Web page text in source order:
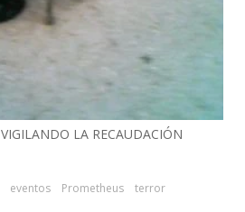
VIGILANDO LA RECAUDACIÓN
eventos Prometheus terror